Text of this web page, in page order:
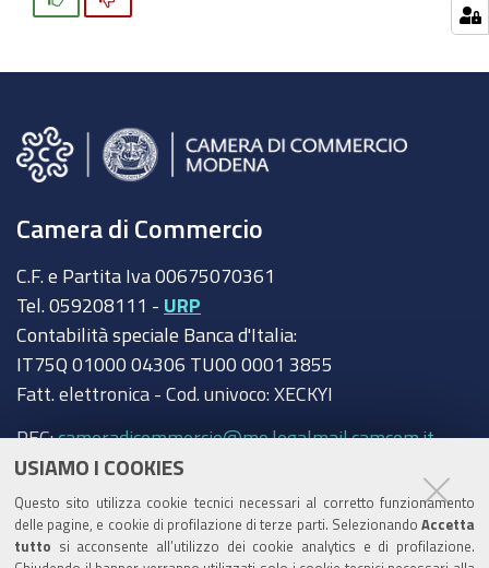
USIAMO I COOKIES
Questo sito utilizza cookie tecnici necessari al corretto funzionamento
delle pagine, e cookie di profilazione di terze parti. Selezionando Accetta
tutto si acconsente all’utilizzo dei cookie analytics e di profilazione.
Camera di Commercio
C.F. e Partita Iva 00675070361
Tel. 059208111 - URP
Contabilità speciale Banca d'Italia:
IT75Q 01000 04306 TU00 0001 3855
Fatt. elettronica - Cod. univoco: XECKYI
PEC:cameradicommercio@mo.legalmail.camcom.it
Trasparenza
Amministrazione trasparente